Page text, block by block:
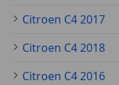
Citroen C4 2017
Citroen C4 2018
Citroen C4 2016